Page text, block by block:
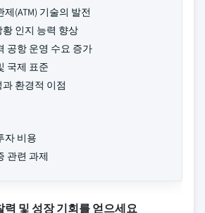
제(ATM) 기술의 발전
인지 능력 향상
공항 운영 수요 증가
국제 표준
환경적 이점
자 비용
관련 과제
력 및 성장 기회를 얻으세요